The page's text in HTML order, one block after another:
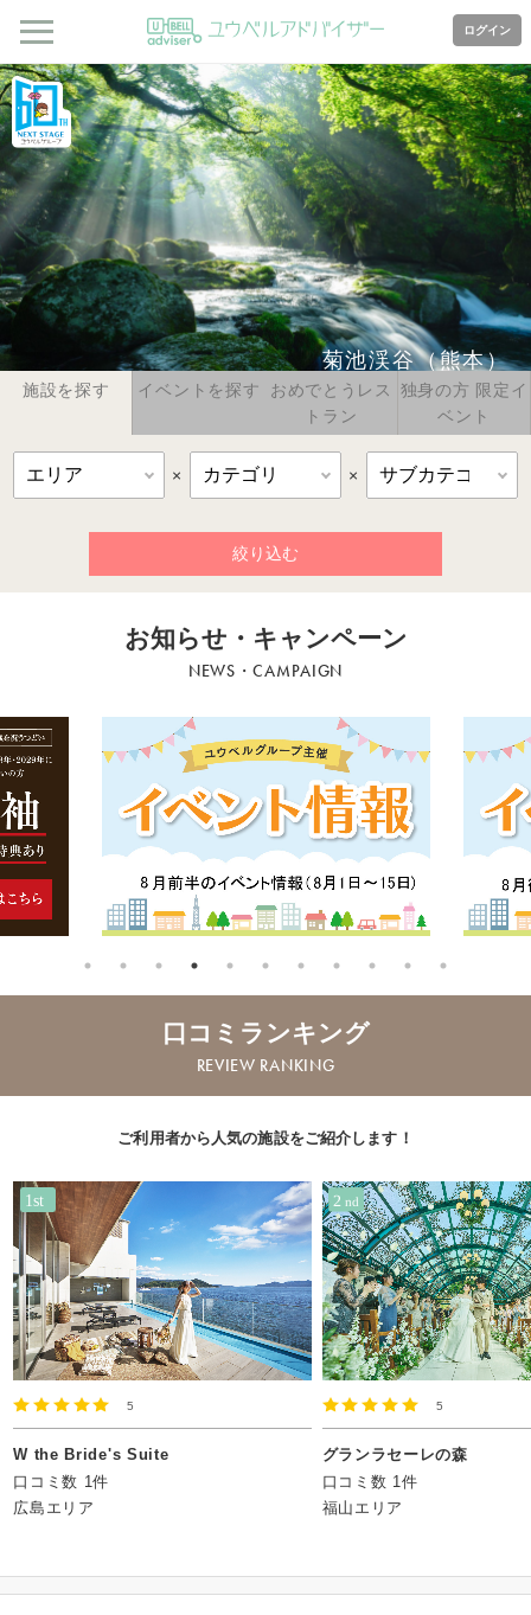
ログイン
菊池渓谷（熊本）
施設を探す イベントを探す
おめでとうレス
トラン
独身の方 限定イ
ベント
× ×
お知らせ・キャンペーン
NEWS・CAMPAIGN
口コミランキング
REVIEW RANKING
ご利用者から人気の施設をご紹介します！
5
W the Bride's Suite
口コミ数 1件
広島エリア
5
グランラセーレの森
口コミ数 1件
福山エリア